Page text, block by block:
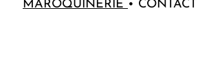
MAROQUINERIE • CONTACT